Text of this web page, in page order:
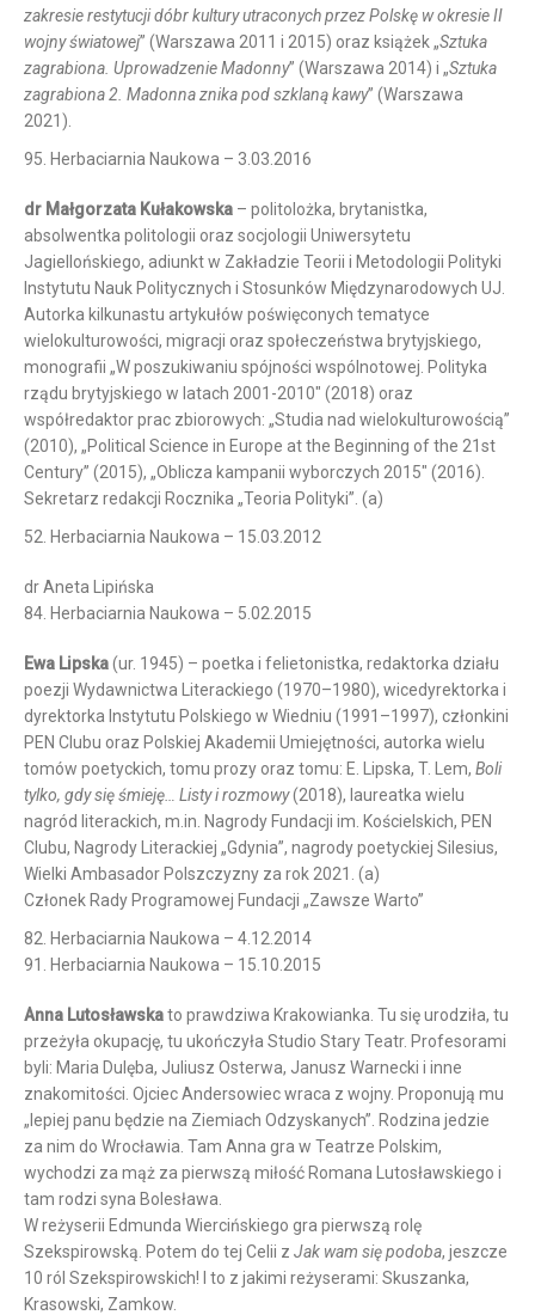
zakresie restytucji dóbr kultury utraconych przez Polskę w okresie II
wojny światowej” (Warszawa 2011 i 2015) oraz książek „Sztuka
zagrabiona. Uprowadzenie Madonny” (Warszawa 2014) i „Sztuka
zagrabiona 2. Madonna znika pod szklaną kawy” (Warszawa
2021).
95. Herbaciarnia Naukowa – 3.03.2016
dr Małgorzata Kułakowska – politolożka, brytanistka,
absolwentka politologii oraz socjologii Uniwersytetu
Jagiellońskiego, adiunkt w Zakładzie Teorii i Metodologii Polityki
Instytutu Nauk Politycznych i Stosunków Międzynarodowych UJ.
Autorka kilkunastu artykułów poświęconych tematyce
wielokulturowości, migracji oraz społeczeństwa brytyjskiego,
monografii „W poszukiwaniu spójności wspólnotowej. Polityka
rządu brytyjskiego w latach 2001-2010″ (2018) oraz
współredaktor prac zbiorowych: „Studia nad wielokulturowością”
(2010), „Political Science in Europe at the Beginning of the 21st
Century” (2015), „Oblicza kampanii wyborczych 2015″ (2016).
Sekretarz redakcji Rocznika „Teoria Polityki”. (a)
52. Herbaciarnia Naukowa – 15.03.2012
dr Aneta Lipińska
84. Herbaciarnia Naukowa – 5.02.2015
Ewa Lipska(ur. 1945) – poetka i felietonistka, redaktorka działu
poezji Wydawnictwa Literackiego (1970–1980), wicedyrektorka i
dyrektorka Instytutu Polskiego w Wiedniu (1991–1997), członkini
PEN Clubu oraz Polskiej Akademii Umiejętności, autorka wielu
tomów poetyckich, tomu prozy oraz tomu: E. Lipska, T. Lem, Boli
tylko, gdy się śmieję… Listy i rozmowy(2018), laureatka wielu
nagród literackich, m.in. Nagrody Fundacji im. Kościelskich, PEN
Clubu, Nagrody Literackiej „Gdynia”, nagrody poetyckiej Silesius,
Wielki Ambasador Polszczyzny za rok 2021. (a)
Członek Rady Programowej Fundacji „Zawsze Warto”
82. Herbaciarnia Naukowa – 4.12.2014
91. Herbaciarnia Naukowa – 15.10.2015
Anna Lutosławskato prawdziwa Krakowianka. Tu się urodziła, tu
przeżyła okupację, tu ukończyła Studio Stary Teatr. Profesorami
byli: Maria Dulęba, Juliusz Osterwa, Janusz Warnecki i inne
znakomitości. Ojciec Andersowiec wraca z wojny. Proponują mu
„lepiej panu będzie na Ziemiach Odzyskanych”. Rodzina jedzie
za nim do Wrocławia. Tam Anna gra w Teatrze Polskim,
wychodzi za mąż za pierwszą miłość Romana Lutosławskiego i
tam rodzi syna Bolesława.
W reżyserii Edmunda Wiercińskiego gra pierwszą rolę
Szekspirowską. Potem do tej Celii z Jak wam się podoba, jeszcze
10 ról Szekspirowskich! I to z jakimi reżyserami: Skuszanka,
Krasowski, Zamkow.